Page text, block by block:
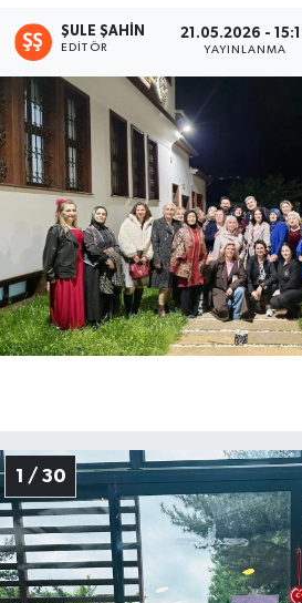
ŞULE ŞAHIN
EDITÖR
21.05.2026 -
YAYINLANMA
1 / 30
Magazin
Politika
Sağlık
Spor
Teknoloji
Tokat Haberleri
Tüm Manşetler
Son Dakika Haberleri
Haber Arşivi